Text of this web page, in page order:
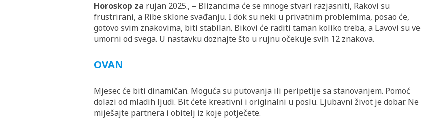
Horoskop za rujan 2025., – Blizancima će se mnoge stvari razjasniti, Rakovi su
frustrirani, a Ribe sklone svađanju. I dok su neki u privatnim problemima, posao će,
gotovo svim znakovima, biti stabilan. Bikovi će raditi taman koliko treba, a Lavovi su
umorni od svega. U nastavku doznajte što u rujnu očekuje svih 12 znakova.
OVAN
Mjesec će biti dinamičan. Moguća su putovanja ili peripetije sa stanovanjem. Pomoć
dolazi od mladih ljudi. Bit ćete kreativni i originalni u poslu. Ljubavni život je dobar. Ne
miješajte partnera i obitelj iz koje potječete.